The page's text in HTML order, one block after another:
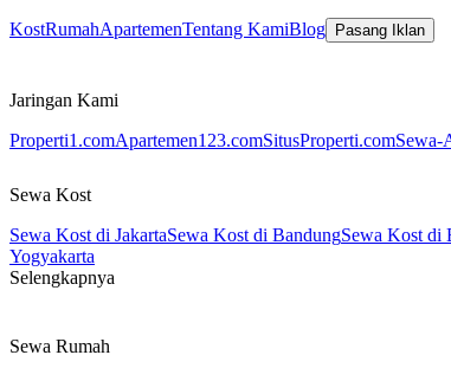
KostRumahApartemenTentang KamiBlog Pasang Iklan
Jaringan Kami
Properti1.comApartemen123.comSitusProperti.comSewa-
Sewa Kost
Sewa Kost di JakartaSewa Kost di BandungSewa Kost di
Yogyakarta
Selengkapnya
Sewa Rumah